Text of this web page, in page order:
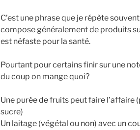
C’est une phrase que je répète
compose généralement de produits
est néfaste pour la santé.
Pourtant pour certains finir sur une
du coup on mange quoi?
Une purée de fruits peut faire l’affaire
sucre)
Un laitage (végétal ou non) avec un